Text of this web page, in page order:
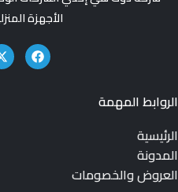
الأجهزة
الروابط المهمة
الرئيسية
المدونة
العروض والخصومات